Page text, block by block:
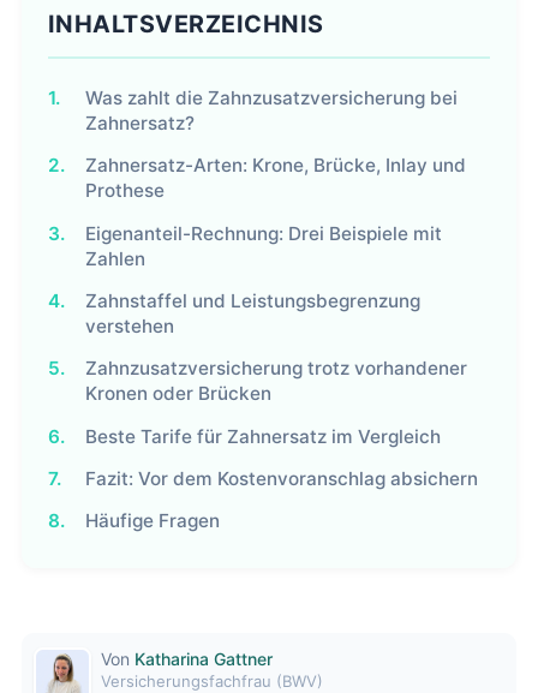
INHALTSVERZEICHNIS
1.
Was zahlt die Zahnzusatzversicherung bei
Zahnersatz?
2.
Zahnersatz-Arten: Krone, Brücke, Inlay und
Prothese
3.
Eigenanteil-Rechnung: Drei Beispiele mit
Zahlen
4.
Zahnstaffel und Leistungsbegrenzung
verstehen
5.
Zahnzusatzversicherung trotz vorhandener
Kronen oder Brücken
6.
Beste Tarife für Zahnersatz im Vergleich
7.
Fazit: Vor dem Kostenvoranschlag absichern
8.
Häufige Fragen
Von Katharina Gattner
Versicherungsfachfrau (BWV)